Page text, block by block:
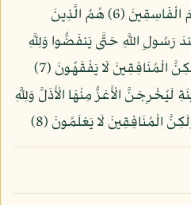
اللَّهُ لَهُمْ إِنَّ اللَّهَ لَا يَهْدِي الْقَوْمَ الْفَاسِقِينَ (6) هُمُ الَّذِينَ
رَسُولِ اللَّهِ حَتَّى يَنفَضُّوا وَلِلَّهِ
خَزَائِنُ السَّمَاوَاتِ وَالْأَرْضِ وَلَكِنَّ الْمُنَافِقِينَ لَا يَفْقَهُونَ (7)
لَيُخْرِجَنَّ الْأَعَزُّ مِنْهَا الْأَذَلَّ وَلِلَّهِ
الْمُنَافِقِينَ لَا يَعْلَمُونَ (8)